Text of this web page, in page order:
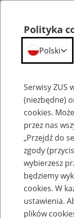
Emerytury
Baza
Polityka
Polski
Serwisy ZUS
(niezbędne)
cookies.
przez nas
„Przejdź do
zgody
wybierzesz
będziemy
cookies. W
ustawienia.
plików